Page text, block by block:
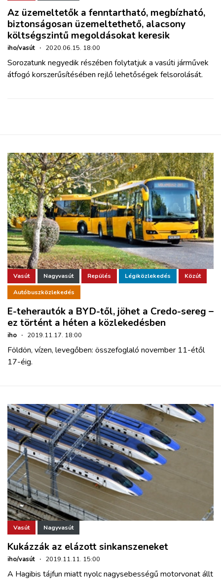
Az üzemeltetők a fenntartható, megbízható,
biztonságosan üzemeltethető, alacsony
költségszintű megoldásokat keresik
iho/vasút · 2020.06.15. 18:00
Sorozatunk negyedik részében folytatjuk a vasúti járművek
átfogó korszerűsítésében rejlő lehetőségek felsorolását.
Vasút Nagyvasút Repülés Légiközlekedés Közút
Autóbuszközlekedés
E-teherautók a BYD-től, jöhet a Credo-sereg –
ez történt a héten a közlekedésben
iho · 2019.11.17. 18:00
Földön, vízen, levegőben: összefoglaló november 11-étől
17-éig.
Vasút Nagyvasút
Kukázzák az elázott sinkanszeneket
iho/vasút · 2019.11.11. 15:00
A Hagibis tájfun miatt nyolc nagysebességű motorvonat állt